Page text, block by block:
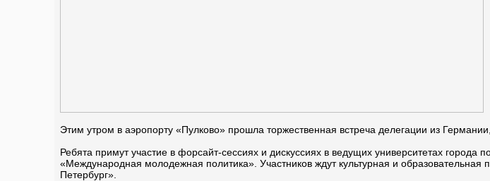
Этим утром в аэропорту «Пулково» прошла торжественная встреча делегации из
Ребята примут участие в форсайт-сессиях и дискуссиях в ведущих университетах
«Международная молодежная политика». Участников ждут культурная и
Петербург».